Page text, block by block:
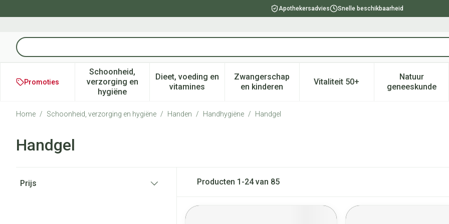
Apothekersadvies Snelle beschikbaarheid
Product, merk, categorie...
Promoties
Schoonheid,
verzorging en
hygiëne
Toon submenu voor Schoonheid, verzorging en hygiëne categorie
Dieet, voeding en
vitaminesToon submenu voor Dieet, voeding en vitamines categorie
Zwangerschap
en kinderenToon submenu voor Zwangerschap en kinderen
Vitaliteit 50+Toon submenu voor Vitaliteit
Natuur
geneeskunde
Toon
Home / Schoonheid, verzorging en hygiëne / Handen / Handhygiëne / Handgel
Handgel
Prijs
Producten 1 -24van 85